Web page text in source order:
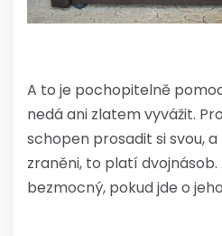
A to je pochopitelně
nedá ani zlatem vyvážit.
schopen prosadit si svou,
zraněni, to platí
bezmocný, pokud jde o